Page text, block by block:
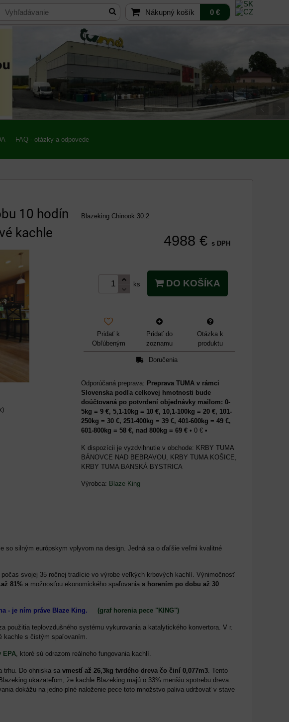
Nákupný košík 0 €
FAQ - otázky a odpovede
10 hodín
kachle
Blazeking Chinook 30.2
4988 € s DPH
ks DO KOŠÍKA
Pridať k
Obľúbeným
Pridať do
zoznamu
Otázka k
produktu
Doručenia
Preprava TUMA v rámci
Slovenska podľa celkovej hmotnosti bude
doúčtovaná po potvrdení objednávky mailom: 0-
5kg = 9 €, 5,1-10kg = 10 €, 10,1-100kg = 20 €, 101-
250kg = 30 €, 251-400kg = 39 €, 401-600kg = 49 €,
601-800kg = 58 €, nad 800kg = 69 € • 0 € •
KRBY TUMA
BÁNOVCE NAD BEBRAVOU, KRBY TUMA KOŠICE,
KRBY TUMA BANSKÁ BYSTRICA
Výrobca: Blaze King
so silným európskym vplyvom na design. Jedná sa o ďaľšie veľmi kvalitné
svojej 35 ročnej tradície vo výrobe veľkých krbových kachlí. Výnimočnosť
81% a možnosťou ekonomického spaľovania s horením po dobu až 30
- je ním práve Blaze King. (graf horenia pece "KING")
použitia teplovzdušného systému vykurovania a katalytického konvertora. V r.
kachle s čistým spaľovaním.
EPA, ktoré sú odrazom reálneho fungovania kachlí.
trhu. Do ohniska sa vmestí až 26,3kg tvrdého dreva čo činí 0,077m3. Tento
ukazateľom, že kachle Blazeking majú o 33% menšiu spotrebu dreva.
dokážu na jedno plné naloženie pece toto množstvo paliva udržovať v stave